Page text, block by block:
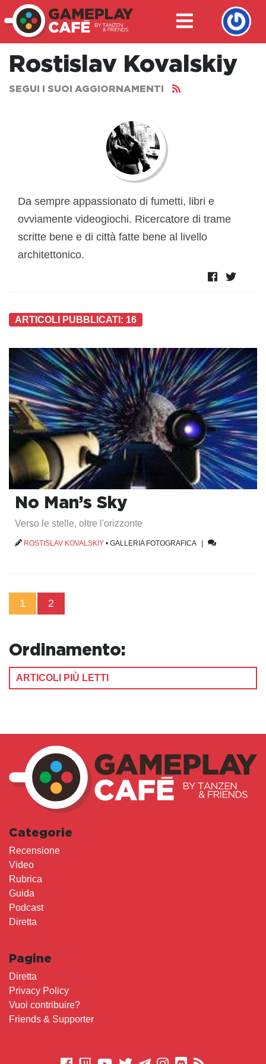
Rostislav Kovalskiy
SEGUI I SUOI AGGIORNAMENTI
Da sempre appassionato di fumetti, libri e
ovviamente videogiochi. Ricercatore di trame
scritte bene e di città fatte bene al livello
architettonico.
ARTICOLI PUBBLICATI: 16
No Man’s Sky
Verso le stelle, oltre l'orizzonte
ROSTISLAV KOVALSKIY • GALLERIA FOTOGRAFICA|
1 2
Ordinamento:
ARTICOLI PIÙ LETTI
Categorie
Recensione
Video
Rubrica
Guida
Podcast
Diretta
Pagine
Diretta
Privacy Policy
Vuoi contribuire?
Friends & Supporter